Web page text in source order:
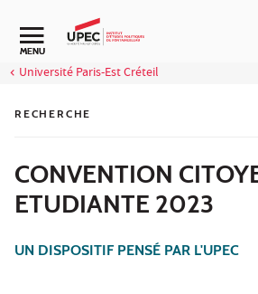
Aller au contenu
Navigation secondaire
MENU
Université Paris-Est Créteil
RECHERCHE
CONVENTION
ETUDIANTE 2023
UN DISPOSITIF PENSÉ PAR L'UPEC